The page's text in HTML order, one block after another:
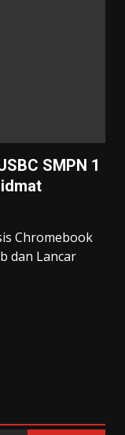
SMPN 1
Chromebook
dan Lancar